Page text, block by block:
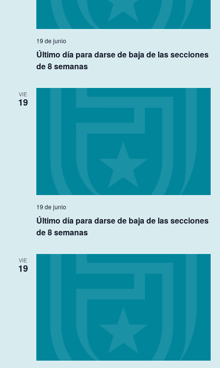
19 de junio
Último día para darse de baja de las secciones
de 8 semanas
VIE
19
19 de junio
Último día para darse de baja de las secciones
de 8 semanas
VIE
19